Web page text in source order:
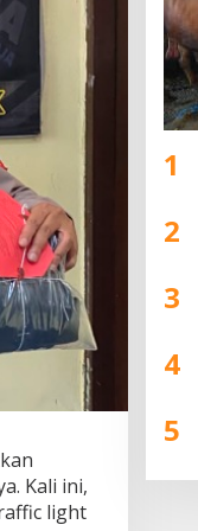
Kali ini,
light
1
2
3
4
5